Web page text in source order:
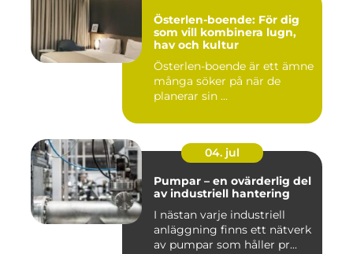
Österlen-boende: För dig
som vill kombinera lugn,
hav och kultur
Österlen-boende är ett ämne
många söker på när de
planerar sin ...
04. jul
Pumpar – en ovärderlig del
av industriell hantering
I nästan varje industriell
anläggning finns ett nätverk
av pumpar som håller pr...